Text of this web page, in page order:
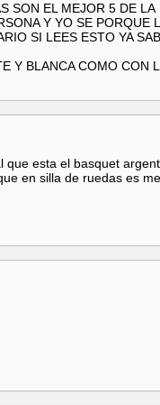
SON EL MEJOR 5 DE LA
Y YO SE PORQUE
SI LEES ESTO YA
Y BLANCA COMO CON
que esta el basquet
en silla de ruedas es